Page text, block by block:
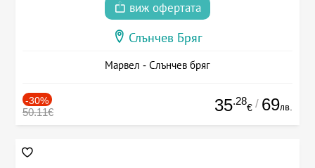
виж офертата
Слънчев Бряг
Марвел - Слънчев бряг
-30%
50.11€ 35.28
€ / 69лв.